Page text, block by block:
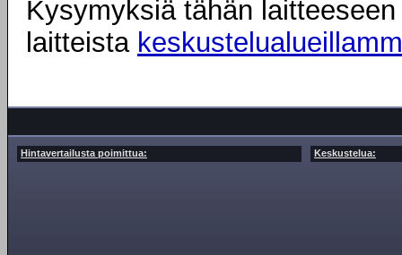
Kysymyksiä tähän
laitteista
Hintavertailusta poimittua: Keskustelua: